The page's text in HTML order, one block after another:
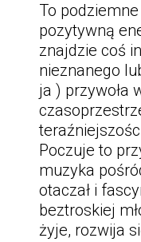
To
pozytywną
znajdzie coś
nieznanego
ja ) przywoła
Poczuje to
muzyka
otaczał i
beztroskiej
żyje, rozwija